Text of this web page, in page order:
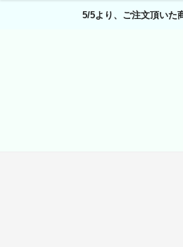
5/5より、ご注文頂いた